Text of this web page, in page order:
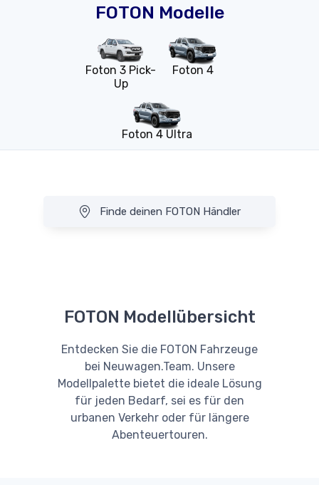
FOTON Modelle
Foton 3 Pick-
Up
Foton 4
Foton 4 Ultra
Finde deinen FOTON Händler
FOTON Modellübersicht
Entdecken Sie die FOTON Fahrzeuge
bei Neuwagen.Team. Unsere
Modellpalette bietet die ideale Lösung
für jeden Bedarf, sei es für den
urbanen Verkehr oder für längere
Abenteuertouren.